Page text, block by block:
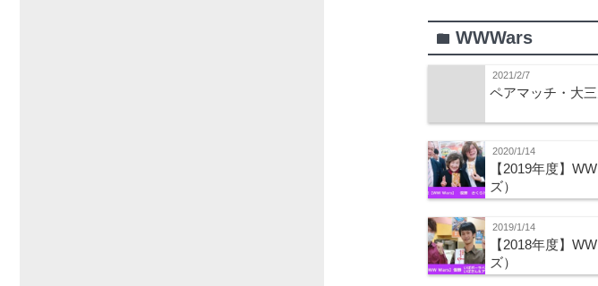
folder WWWars
2021/2/7
ペアマッチ・大
2020/1/14
【2019年度】
ズ）
2019/1/14
【2018年度】
ズ）